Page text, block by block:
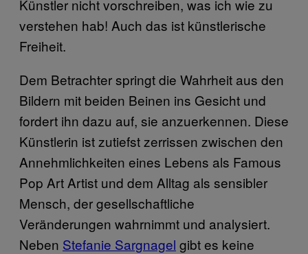
Künstler nicht vorschreiben, was ich wie zu
verstehen hab! Auch das ist künstlerische
Freiheit.
Dem Betrachter springt die Wahrheit aus den
Bildern mit beiden Beinen ins Gesicht und
fordert ihn dazu auf, sie anzuerkennen. Diese
Künstlerin ist zutiefst zerrissen zwischen den
Annehmlichkeiten eines Lebens als Famous
Pop Art Artist und dem Alltag als sensibler
Mensch, der gesellschaftliche
Veränderungen wahrnimmt und analysiert.
Neben Stefanie Sargnagel gibt es keine